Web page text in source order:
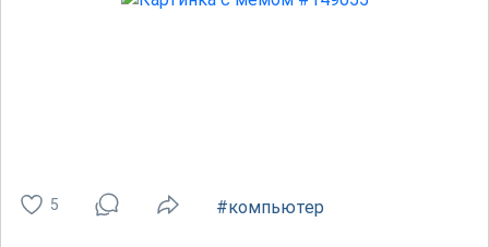
5 #компьютер